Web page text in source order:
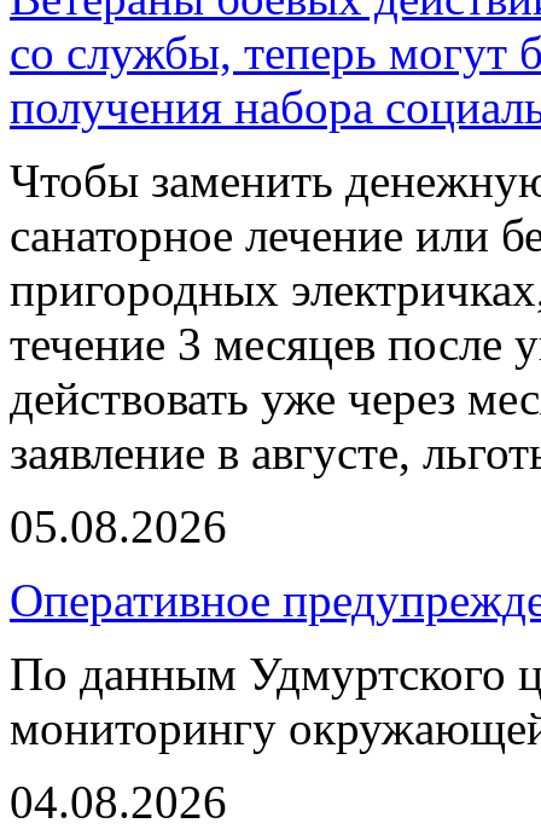
со службы, теперь могут
получения набора
Чтобы заменить
санаторное лечение или
пригородных
течение 3 месяцев после
действовать уже через
заявление в августе,
05.08.2026
Оперативное
По данным Удмуртского
мониторингу
04.08.2026